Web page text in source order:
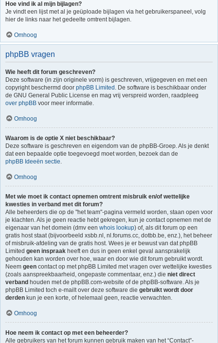
Hoe vind ik al mijn bijlagen?
Je vindt een lijst met al je geüploade bijlagen via het gebruikerspaneel, volg
hier de links naar het gedeelte omtrent bijlagen.
Omhoog
phpBB vragen
Wie heeft dit forum geschreven?
Deze software (in zijn originele vorm) is geschreven, vrijgegeven en met een
copyright beschermd door phpBB Limited . De software is beschikbaar onder
de GNU General Public License en mag vrij verspreid worden, raadpleeg
over phpBB voor meer informatie.
Omhoog
Waarom is de optie X niet beschikbaar?
Deze software is geschreven en eigendom van de phpBB-Groep. Als je denkt
dat een bepaalde optie toegevoegd moet worden, bezoek dan de
phpBB Ideeën sectie.
Omhoog
Met wie moet ik contact opnemen omtrent misbruik en/of wettelijke
kwesties in verband met dit forum?
Alle beheerders die op de "het team"-pagina vermeld worden, staan open voor
je klachten. Als je geen reactie hebt gekregen, kun je contact opnemen met de
eigenaar van het domein (dmv een whois lookup) of, als dit forum op een
gratis host staat (bijvoorbeeld xsbb.nl, nl.forums.cc, dotbb.be, enz.), het beheer
of misbruik-afdeling van de gratis host. Wees je er bewust van dat phpBB
Limited geen inspraak heeft en dus in geen enkel geval aansprakelijk
gehouden kan worden over hoe, waar en door wie dit forum gebruikt wordt.
Neem geen contact op met phpBB Limited met vragen over wettelijke kwesties
(zoals aanspreekbaarheid, ongepaste commentaar, enz.) die niet direct
verband houden met de phpBB.com-website of de phpBB-software. Als je
phpBB Limited toch e-mailt over deze software die gebruikt wordt door
derden kun je een korte, of helemaal geen, reactie verwachten.
Omhoog
Hoe neem ik contact op met een beheerder?
Alle gebruikers van het forum kunnen gebruik maken van het “Contact”-